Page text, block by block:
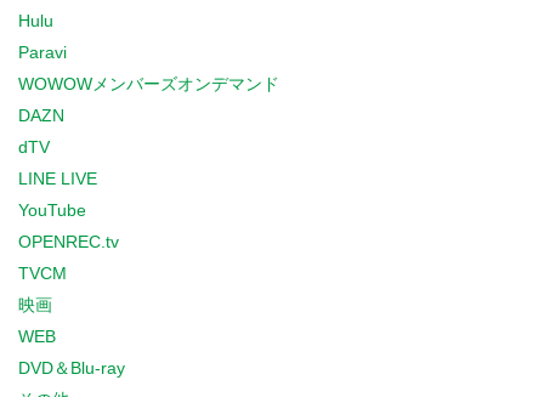
Hulu
Paravi
WOWOWメンバーズオンデマンド
DAZN
dTV
LINE LIVE
YouTube
OPENREC.tv
TVCM
映画
WEB
DVD＆Blu-ray